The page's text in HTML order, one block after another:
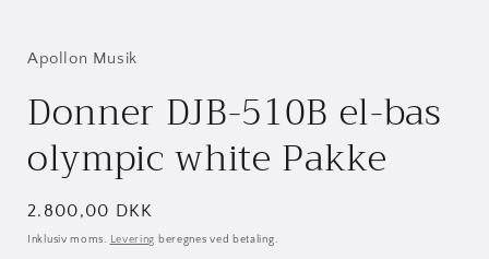
Apollon Musik
Donner DJB-510B el-bas
olympic white Pakke
Normalpris
2.800,00 DKK
Inklusiv moms. Levering beregnes ved betaling.